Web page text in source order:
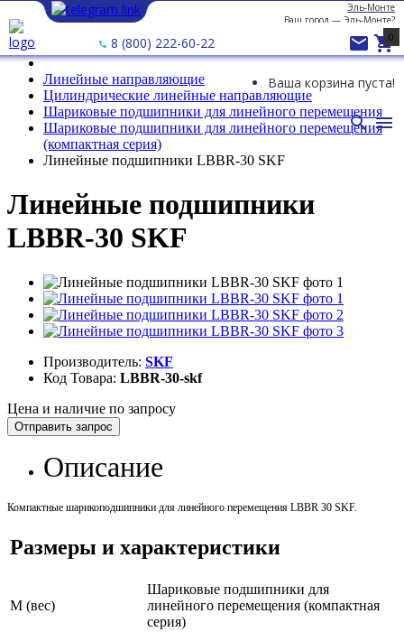
Эль-Монте
Ваш город — Эль-Монте?
8 (800) 222-60-22  
0
Ваша корзина пуста!

Линейные направляющие
Цилиндрические линейные направляющие
Шариковые подшипники для линейного перемещения
Шариковые подшипники для линейного перемещения
(компактная серия)
Линейные подшипники LBBR-30 SKF
Линейные подшипники
LBBR-30 SKF
Производитель: SKF
Код Товара: LBBR-30-skf
Цена и наличие по запросу
Отправить запрос
Описание
Компактные шарикоподшипники для линейного перемещения LBBR 30 SKF.
Размеры и характеристики
M (вес)
Шариковые подшипники для
линейного перемещения (компактная
серия)